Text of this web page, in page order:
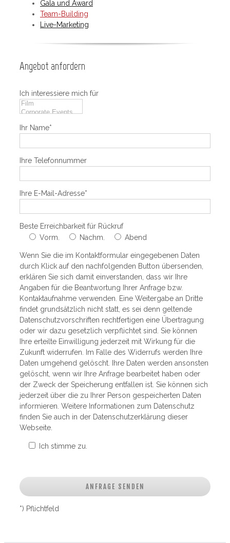
Gala und Award
Team-Building
Live-Marketing
Angebot anfordern
Ich interessiere mich für
Ihr Name*
Ihre Telefonnummer
Ihre E-Mail-Adresse*
Beste Erreichbarkeit für Rückruf
Vorm.
Nachm. Abend
Wenn Sie die im Kontaktformular eingegebenen Daten
durch Klick auf den nachfolgenden Button übersenden,
erklären Sie sich damit einverstanden, dass wir Ihre
Angaben für die Beantwortung Ihrer Anfrage bzw.
Kontaktaufnahme verwenden. Eine Weitergabe an Dritte
findet grundsätzlich nicht statt, es sei denn geltende
Datenschutzvorschriften rechtfertigen eine Übertragung
oder wir dazu gesetzlich verpflichtet sind. Sie können
Ihre erteilte Einwilligung jederzeit mit Wirkung für die
Zukunft widerrufen. Im Falle des Widerrufs werden Ihre
Daten umgehend gelöscht. Ihre Daten werden ansonsten
gelöscht, wenn wir Ihre Anfrage bearbeitet haben oder
der Zweck der Speicherung entfallen ist. Sie können sich
jederzeit über die zu Ihrer Person gespeicherten Daten
informieren. Weitere Informationen zum Datenschutz
finden Sie auch in der Datenschutzerklärung dieser
Webseite.
Ich stimme zu.
*) Pflichtfeld